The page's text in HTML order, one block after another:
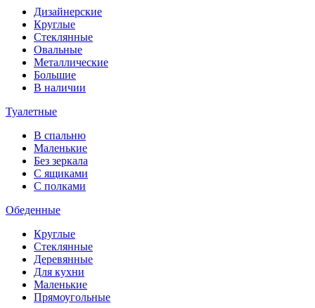
Дизайнерские
Круглые
Стеклянные
Овальные
Металлические
Большие
В наличии
Туалетные
В спальню
Маленькие
Без зеркала
С ящиками
С полками
Обеденные
Круглые
Стеклянные
Деревянные
Для кухни
Маленькие
Прямоугольные